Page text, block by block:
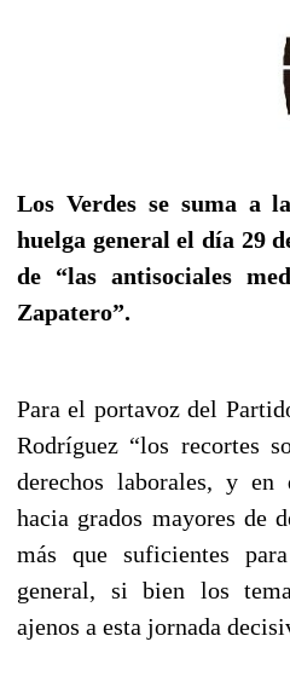
Los Verdes se suma a
huelga general el día 29
de “las antisociales
Zapatero”.
Para el portavoz del
Rodríguez “los recortes
derechos laborales, y
hacia grados mayores de
más que suficientes
general, si bien los
ajenos a esta jornada